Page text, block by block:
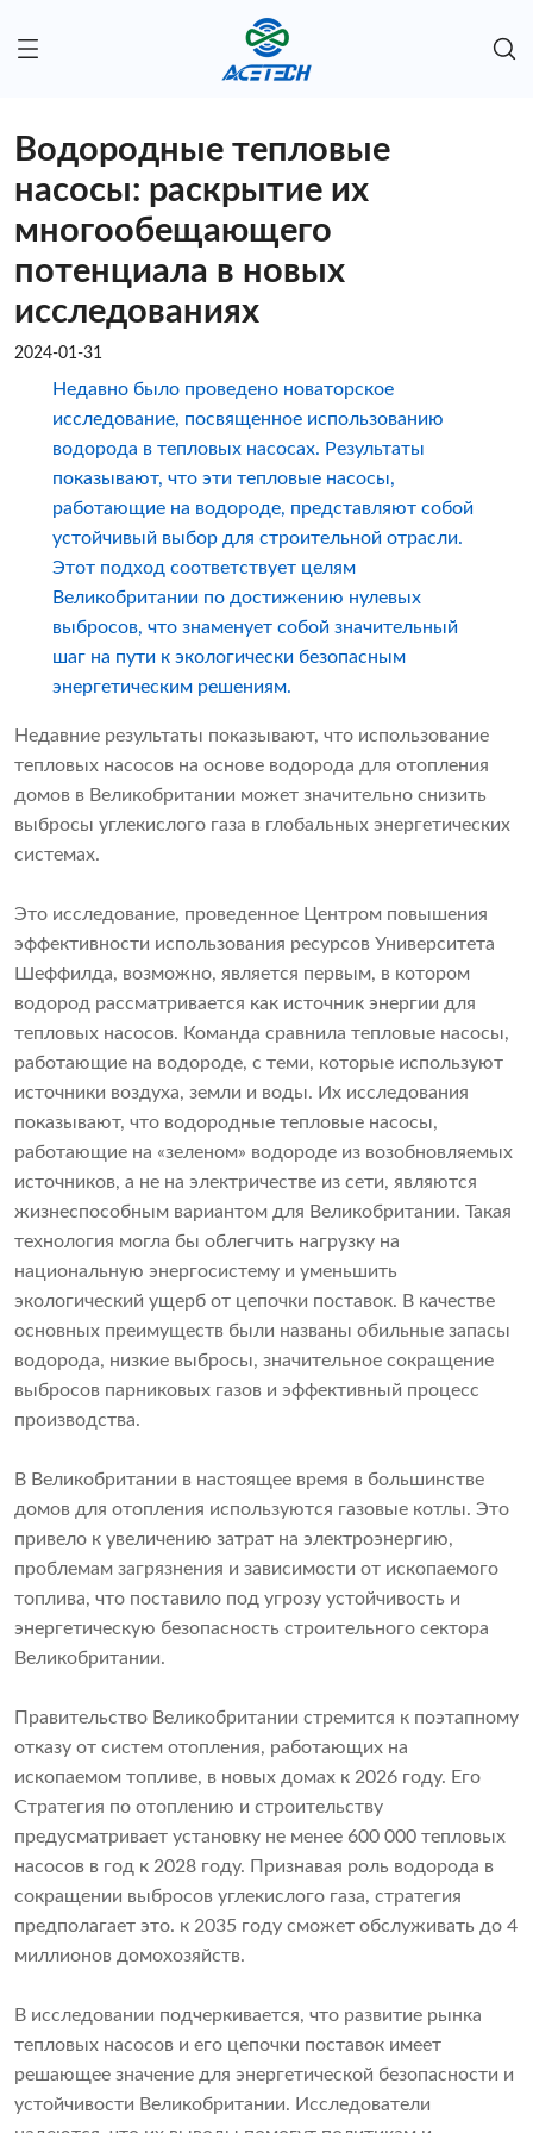
Водородные тепловые
насосы: раскрытие их
многообещающего
потенциала в новых
исследованиях
2024-01-31
Недавно было проведено новаторское
исследование, посвященное использованию
водорода в тепловых насосах. Результаты
показывают, что эти тепловые насосы,
работающие на водороде, представляют собой
устойчивый выбор для строительной отрасли.
Этот подход соответствует целям
Великобритании по достижению нулевых
выбросов, что знаменует собой значительный
шаг на пути к экологически безопасным
энергетическим решениям.
Недавние результаты показывают, что использование
тепловых насосов на основе водорода для отопления
домов в Великобритании может значительно снизить
выбросы углекислого газа в глобальных энергетических
системах.
Это исследование, проведенное Центром повышения
эффективности использования ресурсов Университета
Шеффилда, возможно, является первым, в котором
водород рассматривается как источник энергии для
тепловых насосов. Команда сравнила тепловые насосы,
работающие на водороде, с теми, которые используют
источники воздуха, земли и воды. Их исследования
показывают, что водородные тепловые насосы,
работающие на «зеленом» водороде из возобновляемых
источников, а не на электричестве из сети, являются
жизнеспособным вариантом для Великобритании. Такая
технология могла бы облегчить нагрузку на
национальную энергосистему и уменьшить
экологический ущерб от цепочки поставок. В качестве
основных преимуществ были названы обильные запасы
водорода, низкие выбросы, значительное сокращение
выбросов парниковых газов и эффективный процесс
производства.
В Великобритании в настоящее время в большинстве
домов для отопления используются газовые котлы. Это
привело к увеличению затрат на электроэнергию,
проблемам загрязнения и зависимости от ископаемого
топлива, что поставило под угрозу устойчивость и
энергетическую безопасность строительного сектора
Великобритании.
Правительство Великобритании стремится к поэтапному
отказу от систем отопления, работающих на
ископаемом топливе, в новых домах к 2026 году. Его
Стратегия по отоплению и строительству
предусматривает установку не менее 600 000 тепловых
насосов в год к 2028 году. Признавая роль водорода в
сокращении выбросов углекислого газа, стратегия
предполагает это. к 2035 году сможет обслуживать до 4
миллионов домохозяйств.
В исследовании подчеркивается, что развитие рынка
тепловых насосов и его цепочки поставок имеет
решающее значение для энергетической безопасности и
устойчивости Великобритании. Исследователи